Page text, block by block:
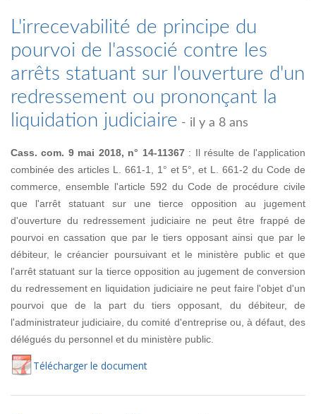
L'irrecevabilité de principe du
pourvoi de l'associé contre les
arrêts statuant sur l'ouverture d'un
redressement ou prononçant la
liquidation judiciaire - il y a 8 ans
Cass. com. 9 mai 2018, n° 14-11367 : Il résulte de l'application
combinée des articles L. 661-1, 1° et 5°, et L. 661-2 du Code de
commerce, ensemble l'article 592 du Code de procédure civile
que l'arrêt statuant sur une tierce opposition au jugement
d'ouverture du redressement judiciaire ne peut être frappé de
pourvoi en cassation que par le tiers opposant ainsi que par le
débiteur, le créancier poursuivant et le ministère public et que
l'arrêt statuant sur la tierce opposition au jugement de conversion
du redressement en liquidation judiciaire ne peut faire l'objet d'un
pourvoi que de la part du tiers opposant, du débiteur, de
l'administrateur judiciaire, du comité d'entreprise ou, à défaut, des
délégués du personnel et du ministère public.
Télécharger le document